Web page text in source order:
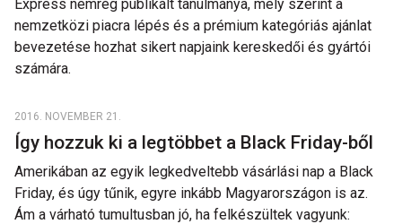
Express nemrég publikált tanulmánya, mely szerint a
nemzetközi piacra lépés és a prémium kategóriás ajánlat
bevezetése hozhat sikert napjaink kereskedői és gyártói
számára.
2016. NOVEMBER 21.
Így hozzuk ki a legtöbbet a Black Friday-ből
Amerikában az egyik legkedveltebb vásárlási nap a Black
Friday, és úgy tűnik, egyre inkább Magyarországon is az.
Ám a várható tumultusban jó, ha felkészültek vagyunk: